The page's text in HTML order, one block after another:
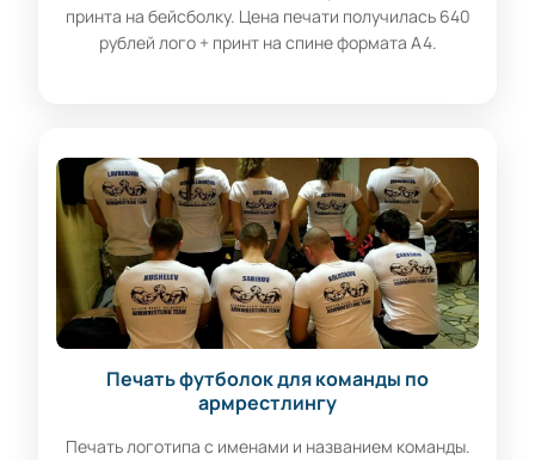
принта на бейсболку. Цена печати получилась 640
рублей лого + принт на спине формата А4.
Печать футболок для команды по
армрестлингу
Печать логотипа с именами и названием команды.